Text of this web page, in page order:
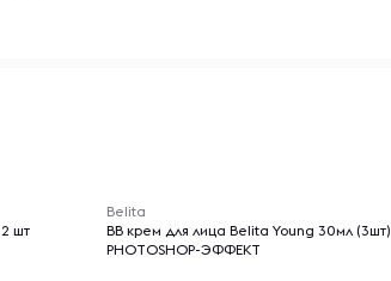
шт
Belita
ВВ крем для лица Belita Young 30мл (3шт)
PHOTOSHOP-ЭФФЕКТ